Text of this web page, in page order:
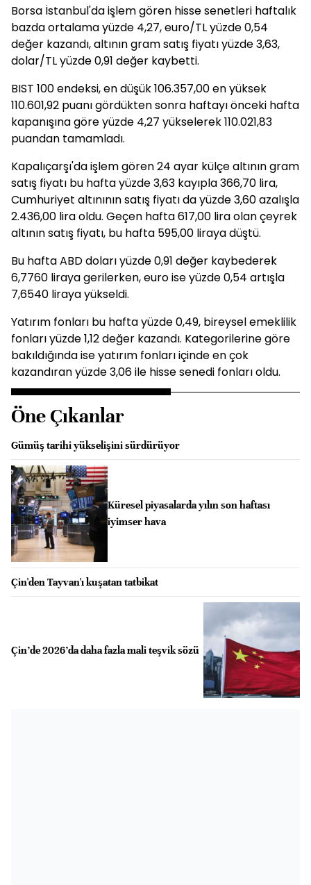
Borsa İstanbul'da işlem gören hisse senetleri haftalık
bazda ortalama yüzde 4,27, euro/TL yüzde 0,54
değer kazandı, altının gram satış fiyatı yüzde 3,63,
dolar/TL yüzde 0,91 değer kaybetti.
BIST 100 endeksi, en düşük 106.357,00 en yüksek
110.601,92 puanı gördükten sonra haftayı önceki hafta
kapanışına göre yüzde 4,27 yükselerek 110.021,83
puandan tamamladı.
Kapalıçarşı'da işlem gören 24 ayar külçe altının gram
satış fiyatı bu hafta yüzde 3,63 kayıpla 366,70 lira,
Cumhuriyet altınının satış fiyatı da yüzde 3,60 azalışla
2.436,00 lira oldu. Geçen hafta 617,00 lira olan çeyrek
altının satış fiyatı, bu hafta 595,00 liraya düştü.
Bu hafta ABD doları yüzde 0,91 değer kaybederek
6,7760 liraya gerilerken, euro ise yüzde 0,54 artışla
7,6540 liraya yükseldi.
Yatırım fonları bu hafta yüzde 0,49, bireysel emeklilik
fonları yüzde 1,12 değer kazandı. Kategorilerine göre
bakıldığında ise yatırım fonları içinde en çok
kazandıran yüzde 3,06 ile hisse senedi fonları oldu.
Öne Çıkanlar
Gümüş tarihi yükselişini sürdürüyor
Küresel piyasalarda yılın son haftası
iyimser hava
Çin'den Tayvan'ı kuşatan tatbikat
Çin’de 2026’da daha fazla mali teşvik sözü